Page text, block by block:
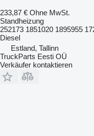
233,87 € Ohne MwSt.
Standheizung
252173 1851020 1895955
Diesel
Estland, Tallinn
TruckParts Eesti OÜ
Verkäufer kontaktieren